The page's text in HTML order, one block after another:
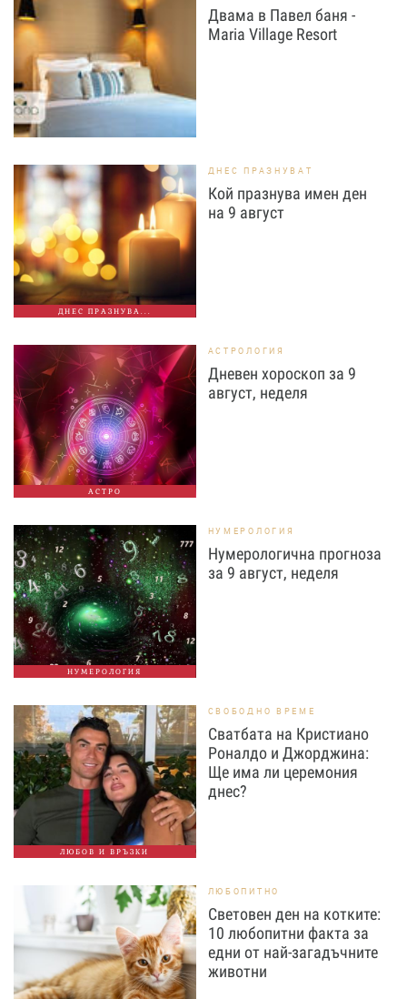
Двама в Павел баня -
Maria Village Resort
ДНЕС ПРАЗНУВА...
ДНЕС ПРАЗНУВАТ
Кой празнува имен ден
на 9 август
АСТРО
АСТРОЛОГИЯ
Дневен хороскоп за 9
август, неделя
НУМЕРОЛОГИЯ
НУМЕРОЛОГИЯ
Нумерологична прогноза
за 9 август, неделя
ЛЮБОВ И ВРЪЗКИ
СВОБОДНО ВРЕМЕ
Сватбата на Кристиано
Роналдо и Джорджина:
Ще има ли церемония
днес?
ЛЮБОПИТНО
Световен ден на котките:
10 любопитни факта за
едни от най-загадъчните
животни